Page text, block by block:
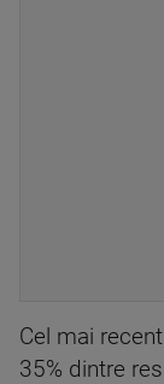
Cel mai recent
35% dintre